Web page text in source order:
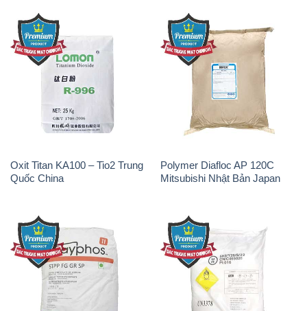
Oxit Titan KA100 – Tio2 Trung
Quốc China
Polymer Diafloc AP 120C
Mitsubishi Nhật Bản Japan